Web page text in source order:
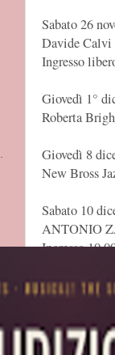
Sabato 26
Davide
Ingresso
Giovedì 1°
Roberta
Giovedì 8
New Bross
Sabato 10
ANTONIO
Ingresso
Giovedì 15
Giovedì 12